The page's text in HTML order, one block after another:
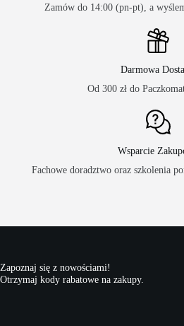
Zamów do 14:00 (pn-pt), a
Darmowa
Od 300 zł do
Wsparcie
Fachowe doradztwo oraz szkolenia
Zapoznaj się z nowościami!
Otrzymaj kody rabatowe na zakupy.